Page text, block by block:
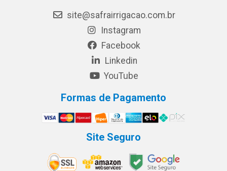
site@safrairrigacao.com.br
Instagram
Facebook
Linkedin
YouTube
Formas de Pagamento
Site Seguro